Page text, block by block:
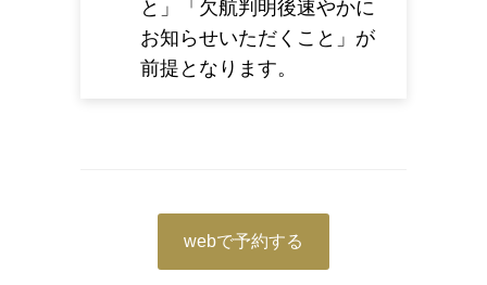
と」「欠航判明後速やかに
お知らせいただくこと」が
前提となります。
webで予約する